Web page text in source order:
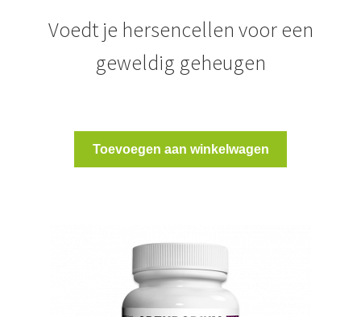
Voedt je hersencellen voor een
geweldig geheugen
Toevoegen aan winkelwagen